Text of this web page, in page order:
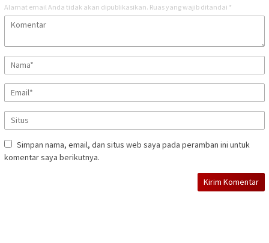
Alamat email Anda tidak akan dipublikasikan. Ruas yang wajib ditandai *
Simpan nama, email, dan situs web saya pada peramban ini untuk
komentar saya berikutnya.